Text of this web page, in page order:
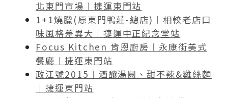
北東門市場︱捷運東門站
1+1燒臘(原東門鴨莊-總店)︱相較老店口
味風格差異大︱捷運中正紀念堂站
Focus Kitchen 肯恩廚房︱永康街美式
餐廳︱捷運東門站
政江號2015︱酒釀湯圓、甜不辣&雞絲麵
︱捷運東門站